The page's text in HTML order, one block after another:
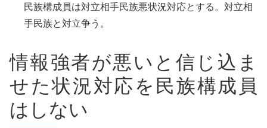
民族構成員は対立相手民族悪状況対応とする。対立相
手民族と対立争う。
情報強者が悪いと信じ込ま
せた状況対応を民族構成員
はしない